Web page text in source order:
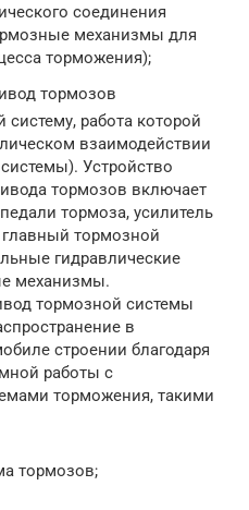
соединения
механизмы для
торможения);
тормозов
систему, работа которой
взаимодействии
Устройство
тормозов включает
тормоза, усилитель
тормозной
гидравлические
механизмы.
тормозной системы
в
строении благодаря
работы с
торможения, такими
тормозов;